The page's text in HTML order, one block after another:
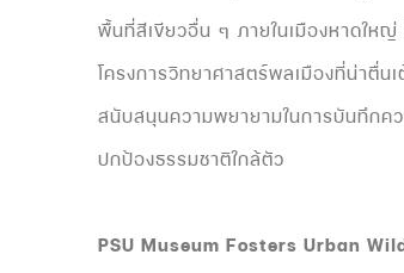
พื้นที่สีเขียวอื่น ๆ ภายในเมืองหาดให
โครงการวิทยาศาสตร์พลเมืองที่น่าตื่
สนับสนุนความพยายามในการบันทึกค
ปกป้องธรรมชาติใกล้ตัว
PSU Museum Fosters Urban